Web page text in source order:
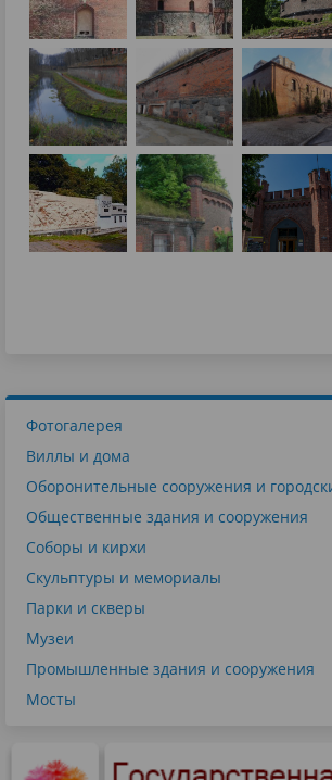
Фотогалерея
Виллы и дома
Оборонительные сооружения и
Общественные здания и сооружения
Соборы и кирхи
Скульптуры и мемориалы
Парки и скверы
Музеи
Промышленные здания и сооружения
Мосты